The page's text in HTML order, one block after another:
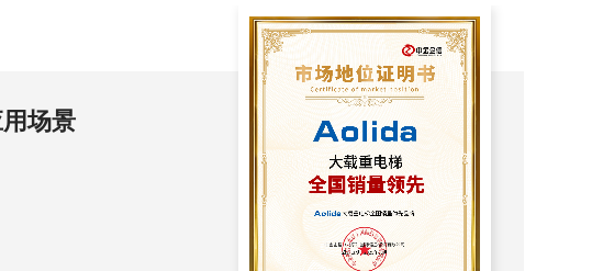
场景